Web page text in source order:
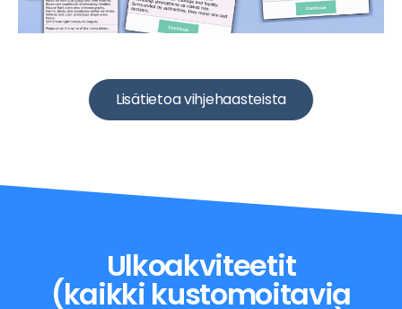
Lisätietoa vihjehaasteista
Ulkoakviteetit
(kaikki kustomoitavia